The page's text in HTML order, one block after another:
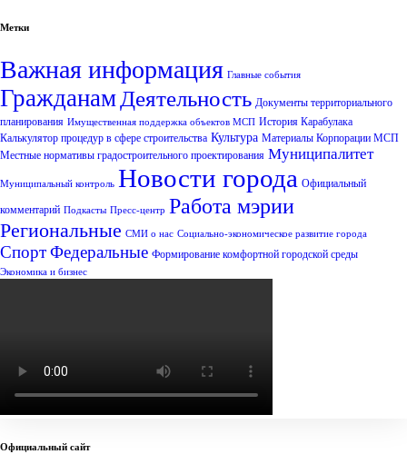
Метки
Важная информация Главные события
Гражданам Деятельность Документы территориального
планирования Имущественная поддержка объектов МСП История Карабулака
Калькулятор процедур в сфере строительства Культура Материалы Корпорации МСП
Местные нормативы градостроительного проектирования Муниципалитет
Муниципальный контроль Новости города Официальный
комментарий Подкасты Пресс-центр Работа мэрии
Региональные СМИ о нас Социально-экономическое развитие города
СпортФедеральные Формирование комфортной городской среды
Экономика и бизнес
Официальный сайт